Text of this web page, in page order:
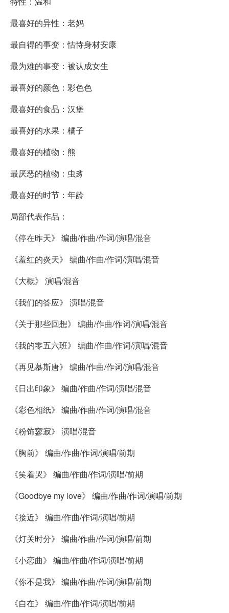
最喜好的异性：老妈
最自得的事变：怙恃身材安康
最为难的事变：被认成女生
最喜好的颜色：彩色色
最喜好的食品：汉堡
最喜好的水果：橘子
最喜好的植物：熊
最厌恶的植物：虫豸
最喜好的时节：年龄
局部代表作品：
《停在昨天》 编曲/作曲/作词/演唱/混音
《羞红的炎天》 编曲/作曲/作词/演唱/混音
《大概》 演唱/混音
《我们的答应》 演唱/混音
《关于那些回想》 编曲/作曲/作词/演唱/混音
《我的零五六班》 编曲/作曲/作词/演唱/混音
《再见慕斯唐》 编曲/作曲/作词/演唱/混音
《日出印象》 编曲/作曲/作词/演唱/混音
《彩色相纸》 编曲/作曲/作词/演唱/混音
《粉饰寥寂》 演唱/混音
《胸前》 编曲/作曲/作词/演唱/前期
《笑着哭》 编曲/作曲/作词/演唱/前期
《Goodbye my love》 编曲/作曲/作词/演唱/前期
《接近》 编曲/作曲/作词/演唱/前期
《灯关时分》 编曲/作曲/作词/演唱/前期
《小恋曲》 编曲/作曲/作词/演唱/前期
《你不是我》 编曲/作曲/作词/演唱/前期
《自在》 编曲/作曲/作词/演唱/前期